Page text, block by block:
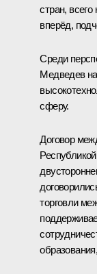
стран, всего
вперёд,
Среди
Медведев
сферу.
Договор
торговли